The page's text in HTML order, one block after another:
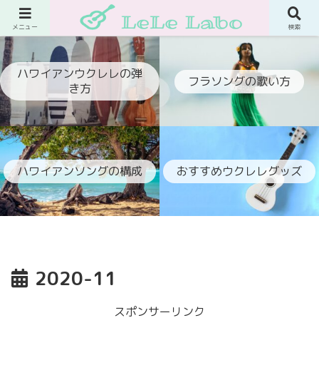
ウクレレでフラ伴奏ができるようになるブログ
ハワイアンウクレレの弾
き方
フラソングの歌い方
ハワイアンソングの構成 おすすめウクレレグッズ
2020-11
スポンサーリンク
メニュー 検索